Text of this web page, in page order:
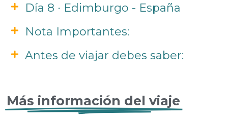
Día 8 · Edimburgo - España
Nota Importantes:
Antes de viajar debes saber:
Más información del viaje